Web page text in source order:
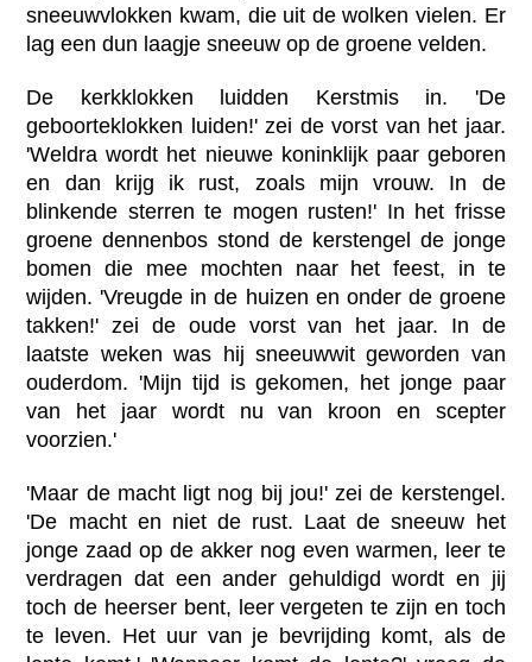
sneeuwvlokken kwam, die uit de wolken vielen. Er
lag een dun laagje sneeuw op de groene velden.
De kerkklokken luidden Kerstmis in. 'De
geboorteklokken luiden!' zei de vorst van het jaar.
'Weldra wordt het nieuwe koninklijk paar geboren
en dan krijg ik rust, zoals mijn vrouw. In de
blinkende sterren te mogen rusten!' In het frisse
groene dennenbos stond de kerstengel de jonge
bomen die mee mochten naar het feest, in te
wijden. 'Vreugde in de huizen en onder de groene
takken!' zei de oude vorst van het jaar. In de
laatste weken was hij sneeuwwit geworden van
ouderdom. 'Mijn tijd is gekomen, het jonge paar
van het jaar wordt nu van kroon en scepter
voorzien.'
'Maar de macht ligt nog bij jou!' zei de kerstengel.
'De macht en niet de rust. Laat de sneeuw het
jonge zaad op de akker nog even warmen, leer te
verdragen dat een ander gehuldigd wordt en jij
toch de heerser bent, leer vergeten te zijn en toch
te leven. Het uur van je bevrijding komt, als de